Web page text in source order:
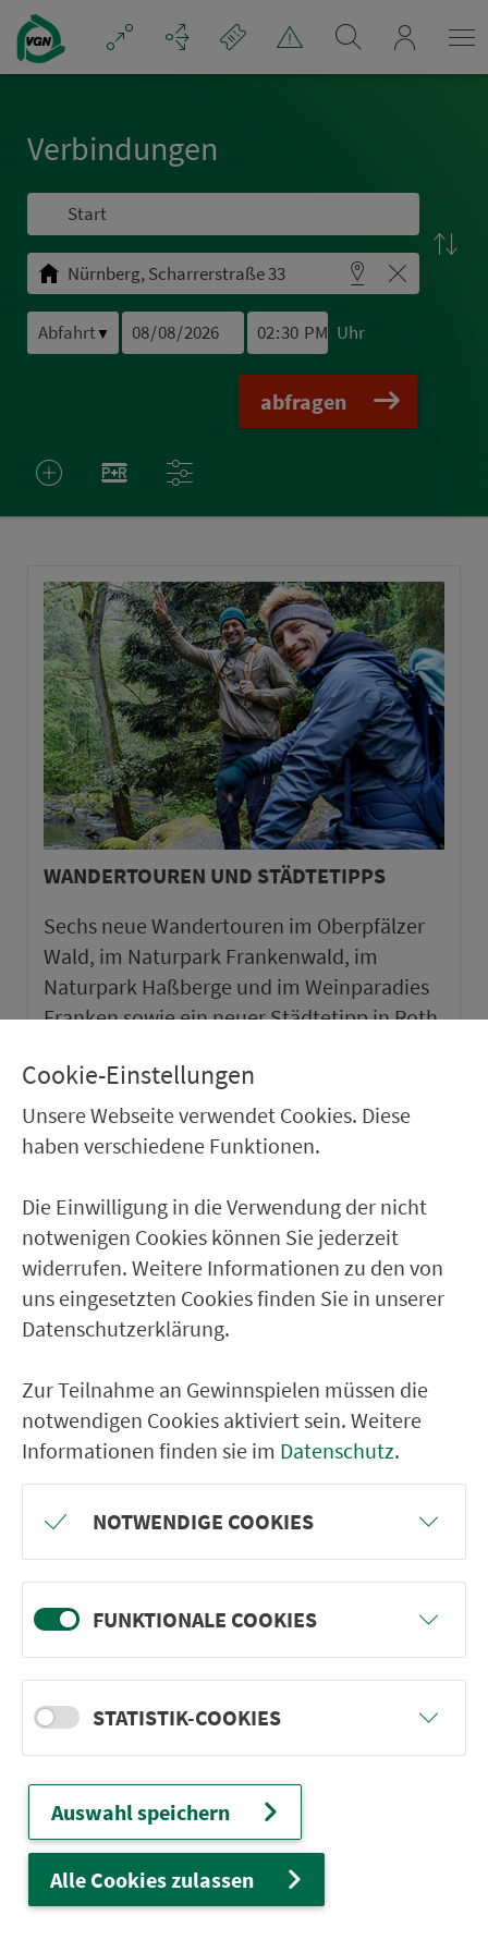
Navigation überspringen
Ver­bin­dungen
▼ Uhr
abfragen
WANDERTOUREN UND STÄDTETIPPS
Sechs neue Wandertouren im Oberpfälzer
Wald, im Naturpark Frankenwald, im
Naturpark Haßberge und im Weinparadies
Franken sowie ein neuer Städtetipp in Roth.
VGN-SOMMER 2026
Mach mit und gewinne einen von 1.000
Team-Plätzen für eine Abenteuer-Rallye!
weiter
Nürn­berg
22.000 Qua­drat­ki­lo­me­ter. 130 Ver­kehrs­un­
ter­neh­men. 1.100 Linien. Eine Fahr­kar­te.
Cookie-Einstellungen
Unsere Webseite verwendet Cookies. Diese
haben verschiedene Funktionen.
Die Einwilligung in die Verwendung der nicht
notwenigen Cookies können Sie jederzeit
widerrufen. Weitere Informationen zu den von
uns eingesetzten Cookies finden Sie in unserer
Datenschutzerklärung.
Zur Teilnahme an Gewinnspielen müssen die
notwendigen Cookies aktiviert sein. Weitere
Informationen finden sie im Datenschutz.
NOTWENDIGE COOKIES
FUNKTIONALE COOKIES
STATISTIK-COOKIES
Auswahl speichern
Alle Cookies zulassen